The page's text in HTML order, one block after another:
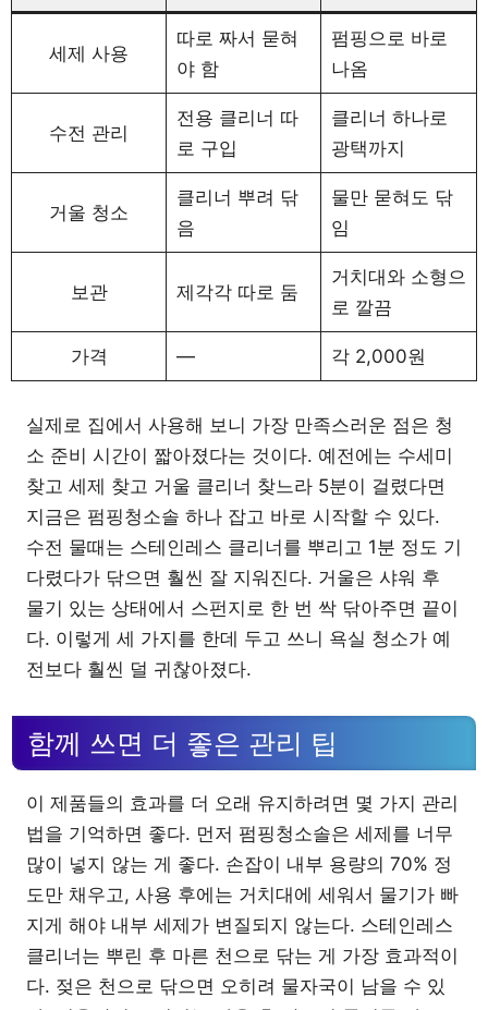
세제 사용
따로 짜서 묻혀
야 함
펌핑으로 바로
나옴
수전 관리
전용 클리너 따
로 구입
클리너 하나로
광택까지
거울 청소
클리너 뿌려 닦
음
물만 묻혀도 닦
임
보관 제각각 따로 둠
거치대와 소형으
로 깔끔
가격 — 각 2,000원
실제로 집에서 사용해 보니 가장 만족스러운 점은 청
소 준비 시간이 짧아졌다는 것이다. 예전에는 수세미
찾고 세제 찾고 거울 클리너 찾느라 5분이 걸렸다면
지금은 펌핑청소솔 하나 잡고 바로 시작할 수 있다.
수전 물때는 스테인레스 클리너를 뿌리고 1분 정도 기
다렸다가 닦으면 훨씬 잘 지워진다. 거울은 샤워 후
물기 있는 상태에서 스펀지로 한 번 싹 닦아주면 끝이
다. 이렇게 세 가지를 한데 두고 쓰니 욕실 청소가 예
전보다 훨씬 덜 귀찮아졌다.
함께 쓰면 더 좋은 관리 팁
이 제품들의 효과를 더 오래 유지하려면 몇 가지 관리
법을 기억하면 좋다. 먼저 펌핑청소솔은 세제를 너무
많이 넣지 않는 게 좋다. 손잡이 내부 용량의 70% 정
도만 채우고, 사용 후에는 거치대에 세워서 물기가 빠
지게 해야 내부 세제가 변질되지 않는다. 스테인레스
클리너는 뿌린 후 마른 천으로 닦는 게 가장 효과적이
다. 젖은 천으로 닦으면 오히려 물자국이 남을 수 있